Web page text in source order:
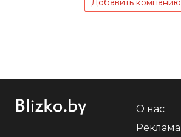
Добавить компанию
О нас
Реклама